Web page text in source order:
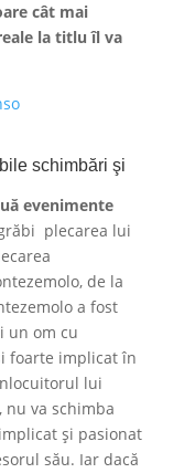
cât mai
la titlu îl va
schimbări şi
evenimente
plecarea lui
de la
a fost
un om cu
foarte implicat în
lui
nu va schimba
şi pasionat
său. Iar dacă